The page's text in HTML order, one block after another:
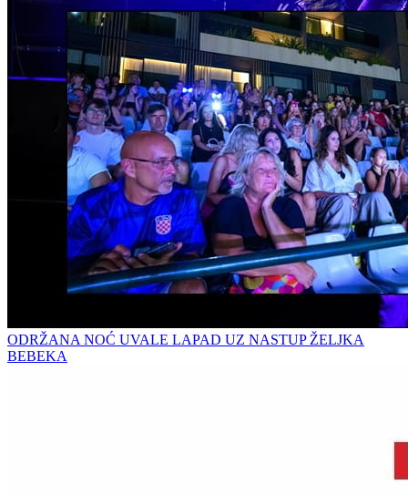
ODRŽANA NOĆ UVALE LAPAD UZ NASTUP ŽELJKA
BEBEKA